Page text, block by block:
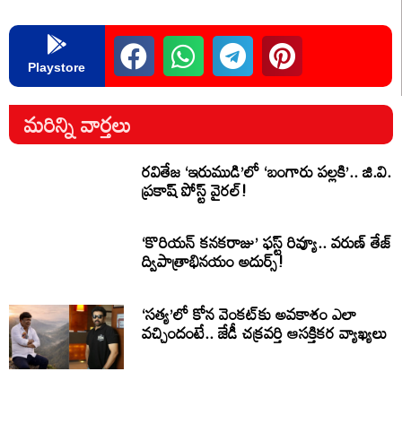
Playstore
మరిన్ని వార్తలు
రవితేజ ‘ఇరుముడి’లో ‘బంగారు పల్లకి’.. జి.వి.
ప్రకాష్ పోస్ట్ వైరల్!
‘కొరియన్ కనకరాజు’ ఫస్ట్ రివ్యూ.. వరుణ్ తేజ్
ద్విపాత్రాభినయం అదుర్స్!
‘సత్య’లో కోన వెంకట్‌కు అవకాశం ఎలా
వచ్చిందంటే.. జేడీ చక్రవర్తి ఆసక్తికర వ్యాఖ్యలు